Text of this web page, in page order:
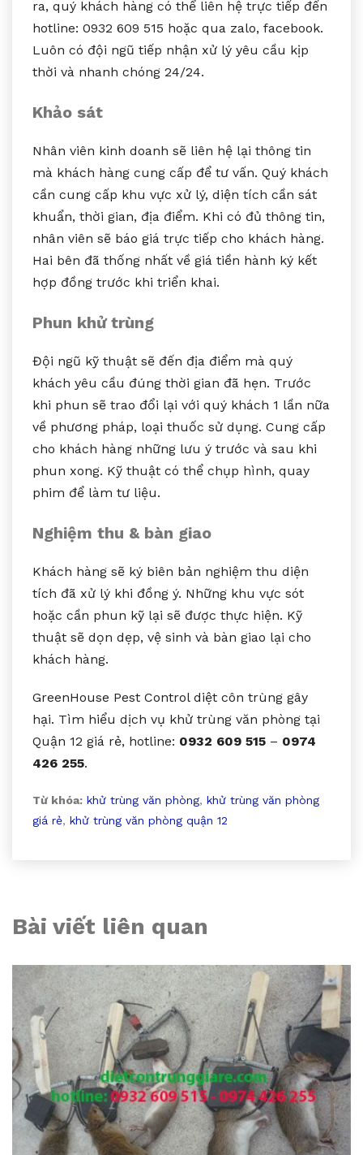
ra, quý khách hàng có thể liên hệ trực tiếp đến
hotline: 0932 609 515 hoặc qua zalo, facebook.
Luôn có đội ngũ tiếp nhận xử lý yêu cầu kịp
thời và nhanh chóng 24/24.
Khảo sát
Nhân viên kinh doanh sẽ liên hệ lại thông tin
mà khách hàng cung cấp để tư vấn. Quý khách
cần cung cấp khu vực xử lý, diện tích cần sát
khuẩn, thời gian, địa điểm. Khi có đủ thông tin,
nhân viên sẽ báo giá trực tiếp cho khách hàng.
Hai bên đã thống nhất về giá tiền hành ký kết
hợp đồng trước khi triển khai.
Phun khử trùng
Đội ngũ kỹ thuật sẽ đến địa điểm mà quý
khách yêu cầu đúng thời gian đã hẹn. Trước
khi phun sẽ trao đổi lại với quý khách 1 lần nữa
về phương pháp, loại thuốc sử dụng. Cung cấp
cho khách hàng những lưu ý trước và sau khi
phun xong. Kỹ thuật có thể chụp hình, quay
phim để làm tư liệu.
Nghiệm thu & bàn giao
Khách hàng sẽ ký biên bản nghiệm thu diện
tích đã xử lý khi đồng ý. Những khu vực sót
hoặc cần phun kỹ lại sẽ được thực hiện. Kỹ
thuật sẽ dọn dẹp, vệ sinh và bàn giao lại cho
khách hàng.
GreenHouse Pest Control diệt côn trùng gây
hại. Tìm hiểu dịch vụ khử trùng văn phòng tại
Quận 12 giá rẻ, hotline: 0932 609 515 – 0974
426 255.
Từ khóa: khử trùng văn phòng, khử trùng văn phòng
giá rẻ, khử trùng văn phòng quận 12
Bài viết liên quan